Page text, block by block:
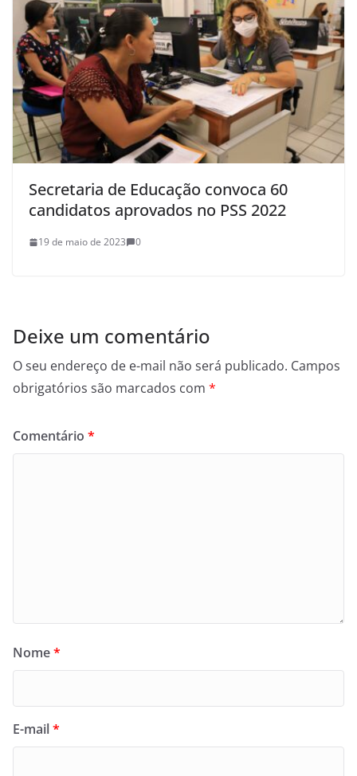
Secretaria de Educação convoca 60
candidatos aprovados no PSS 2022
19 de maio de 2023 0
Deixe um comentário
O seu endereço de e-mail não será publicado. Campos
obrigatórios são marcados com *
Comentário *
Nome*
E-mail*